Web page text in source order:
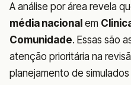
A análise por área revela
média nacional em
Comunidade. Essas são
atenção prioritária na
planejamento de